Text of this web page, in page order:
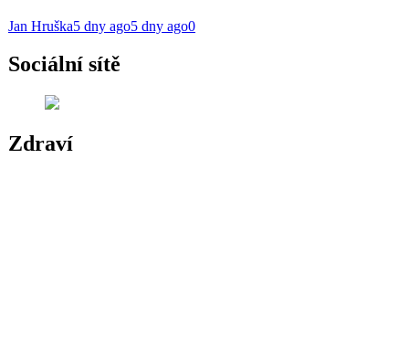
Jan Hruška5 dny ago5 dny ago0
Sociální sítě
Zdraví